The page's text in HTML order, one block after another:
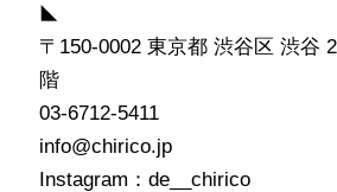
◣
〒150-0002 東京都 渋谷区 渋谷
階
03-6712-5411
info@chirico.jp
Instagram：de__chirico